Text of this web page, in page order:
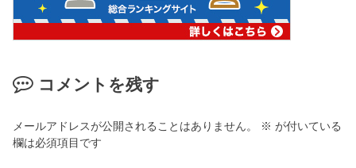
コメントを残す
メールアドレスが公開されることはありません。 ※ が付いている
欄は必須項目です